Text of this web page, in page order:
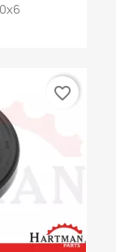
favorite_border